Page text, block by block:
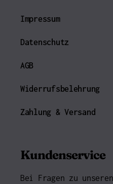
Impressum
Datenschutz
AGB
Widerrufsbelehrung
Zahlung & Versand
Kundenservice
Bei Fragen zu